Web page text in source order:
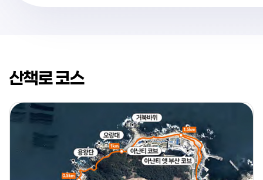
산책로 코스